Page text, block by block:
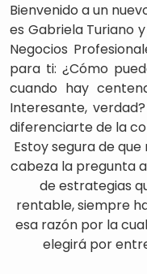
Bienvenido a un
es Gabriela Turiano
Negocios
para ti: ¿Cómo
cuando hay
Interesante,
diferenciarte de la
Estoy segura de
cabeza la pregunta
de estrategias
rentable, siempre
esa razón por la
elegirá por